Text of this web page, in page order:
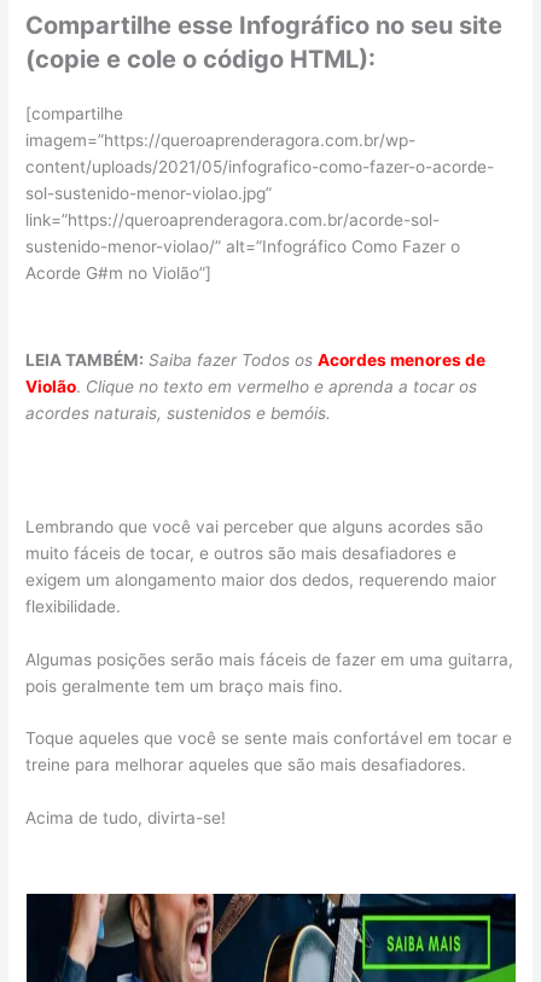
Compartilhe esse Infográfico no seu site
(copie e cole o código HTML):
[compartilhe
imagem=”https://queroaprenderagora.com.br/wp-
content/uploads/2021/05/infografico-como-fazer-o-acorde-
sol-sustenido-menor-violao.jpg”
link=”https://queroaprenderagora.com.br/acorde-sol-
sustenido-menor-violao/” alt=”Infográfico Como Fazer o
Acorde G#m no Violão”]
LEIA TAMBÉM: Saiba fazer Todos os Acordes menores de
Violão. Clique no texto em vermelho e aprenda a tocar os
acordes naturais, sustenidos e bemóis.
Lembrando que você vai perceber que alguns acordes são
muito fáceis de tocar, e outros são mais desafiadores e
exigem um alongamento maior dos dedos, requerendo maior
flexibilidade.
Algumas posições serão mais fáceis de fazer em uma guitarra,
pois geralmente tem um braço mais fino.
Toque aqueles que você se sente mais confortável em tocar e
treine para melhorar aqueles que são mais desafiadores.
Acima de tudo, divirta-se!